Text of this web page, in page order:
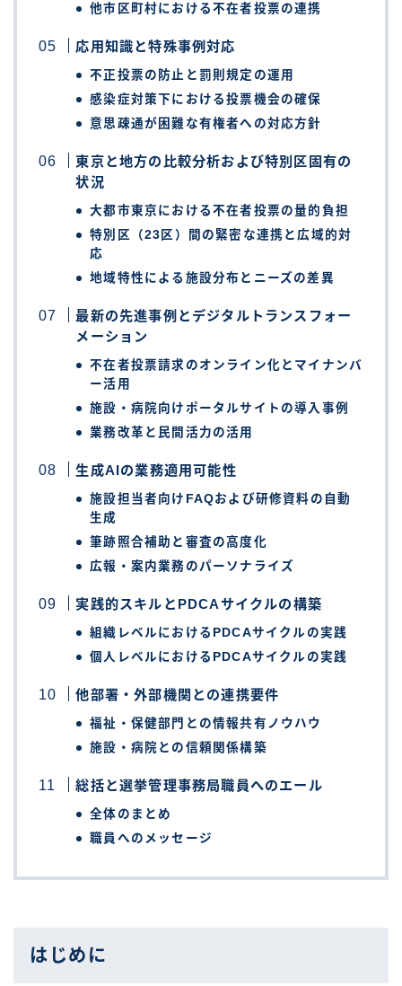
他市区町村における不在者投票の連携
応用知識と特殊事例対応
不正投票の防止と罰則規定の運用
感染症対策下における投票機会の確保
意思疎通が困難な有権者への対応方針
東京と地方の比較分析および特別区固有の
状況
大都市東京における不在者投票の量的負担
特別区（23区）間の緊密な連携と広域的対
応
地域特性による施設分布とニーズの差異
最新の先進事例とデジタルトランスフォー
メーション
不在者投票請求のオンライン化とマイナンバ
ー活用
施設・病院向けポータルサイトの導入事例
業務改革と民間活力の活用
生成AIの業務適用可能性
施設担当者向けFAQおよび研修資料の自動
生成
筆跡照合補助と審査の高度化
広報・案内業務のパーソナライズ
実践的スキルとPDCAサイクルの構築
組織レベルにおけるPDCAサイクルの実践
個人レベルにおけるPDCAサイクルの実践
他部署・外部機関との連携要件
福祉・保健部門との情報共有ノウハウ
施設・病院との信頼関係構築
総括と選挙管理事務局職員へのエール
全体のまとめ
職員へのメッセージ
はじめに